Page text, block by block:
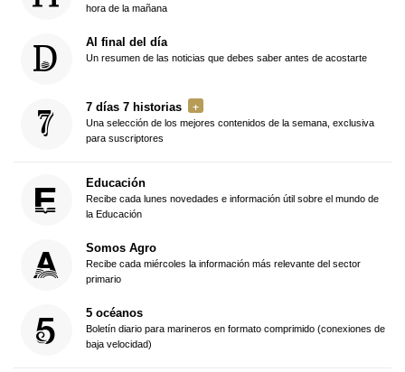
hora de la mañana
Al final del día
Un resumen de las noticias que debes saber antes de acostarte
7 días 7 historias
Una selección de los mejores contenidos de la semana, exclusiva
para suscriptores
Educación
Recibe cada lunes novedades e información útil sobre el mundo de
la Educación
Somos Agro
Recibe cada miércoles la información más relevante del sector
primario
5 océanos
Boletín diario para marineros en formato comprimido (conexiones de
baja velocidad)